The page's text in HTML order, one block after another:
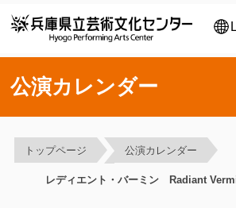
公演カレンダー
トップページ 公演カレンダー
レディエント・バーミン Radiant